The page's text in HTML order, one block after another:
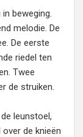
beweging.
melodie. De
De eerste
riedel ten
Twee
de struiken.
leunstoel,
de knieën